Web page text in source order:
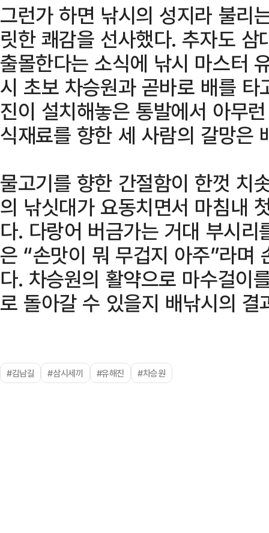
그런가 하면 낚시의 성지라 불리
릿한 쾌감을 선사했다. 추자도
출몰한다는 소식에 낚시 마스터
시 초보 차승원과 곧바로 배를
진이 설치해놓은 통발에서 아무
식재료를 향한 세 사람의 갈망은
물고기를 향한 간절함이 한껏 치
의 낚싯대가 요동치면서 마침내
다. 다랑어 버금가는 거대 부시
은 “손맛이 뭐 무겁지 아주”라며
다. 차승원의 활약으로 마수걸이
로 돌아갈 수 있을지 배낚시의 결
#김남길 #삼시세끼 #유해진 #차승원